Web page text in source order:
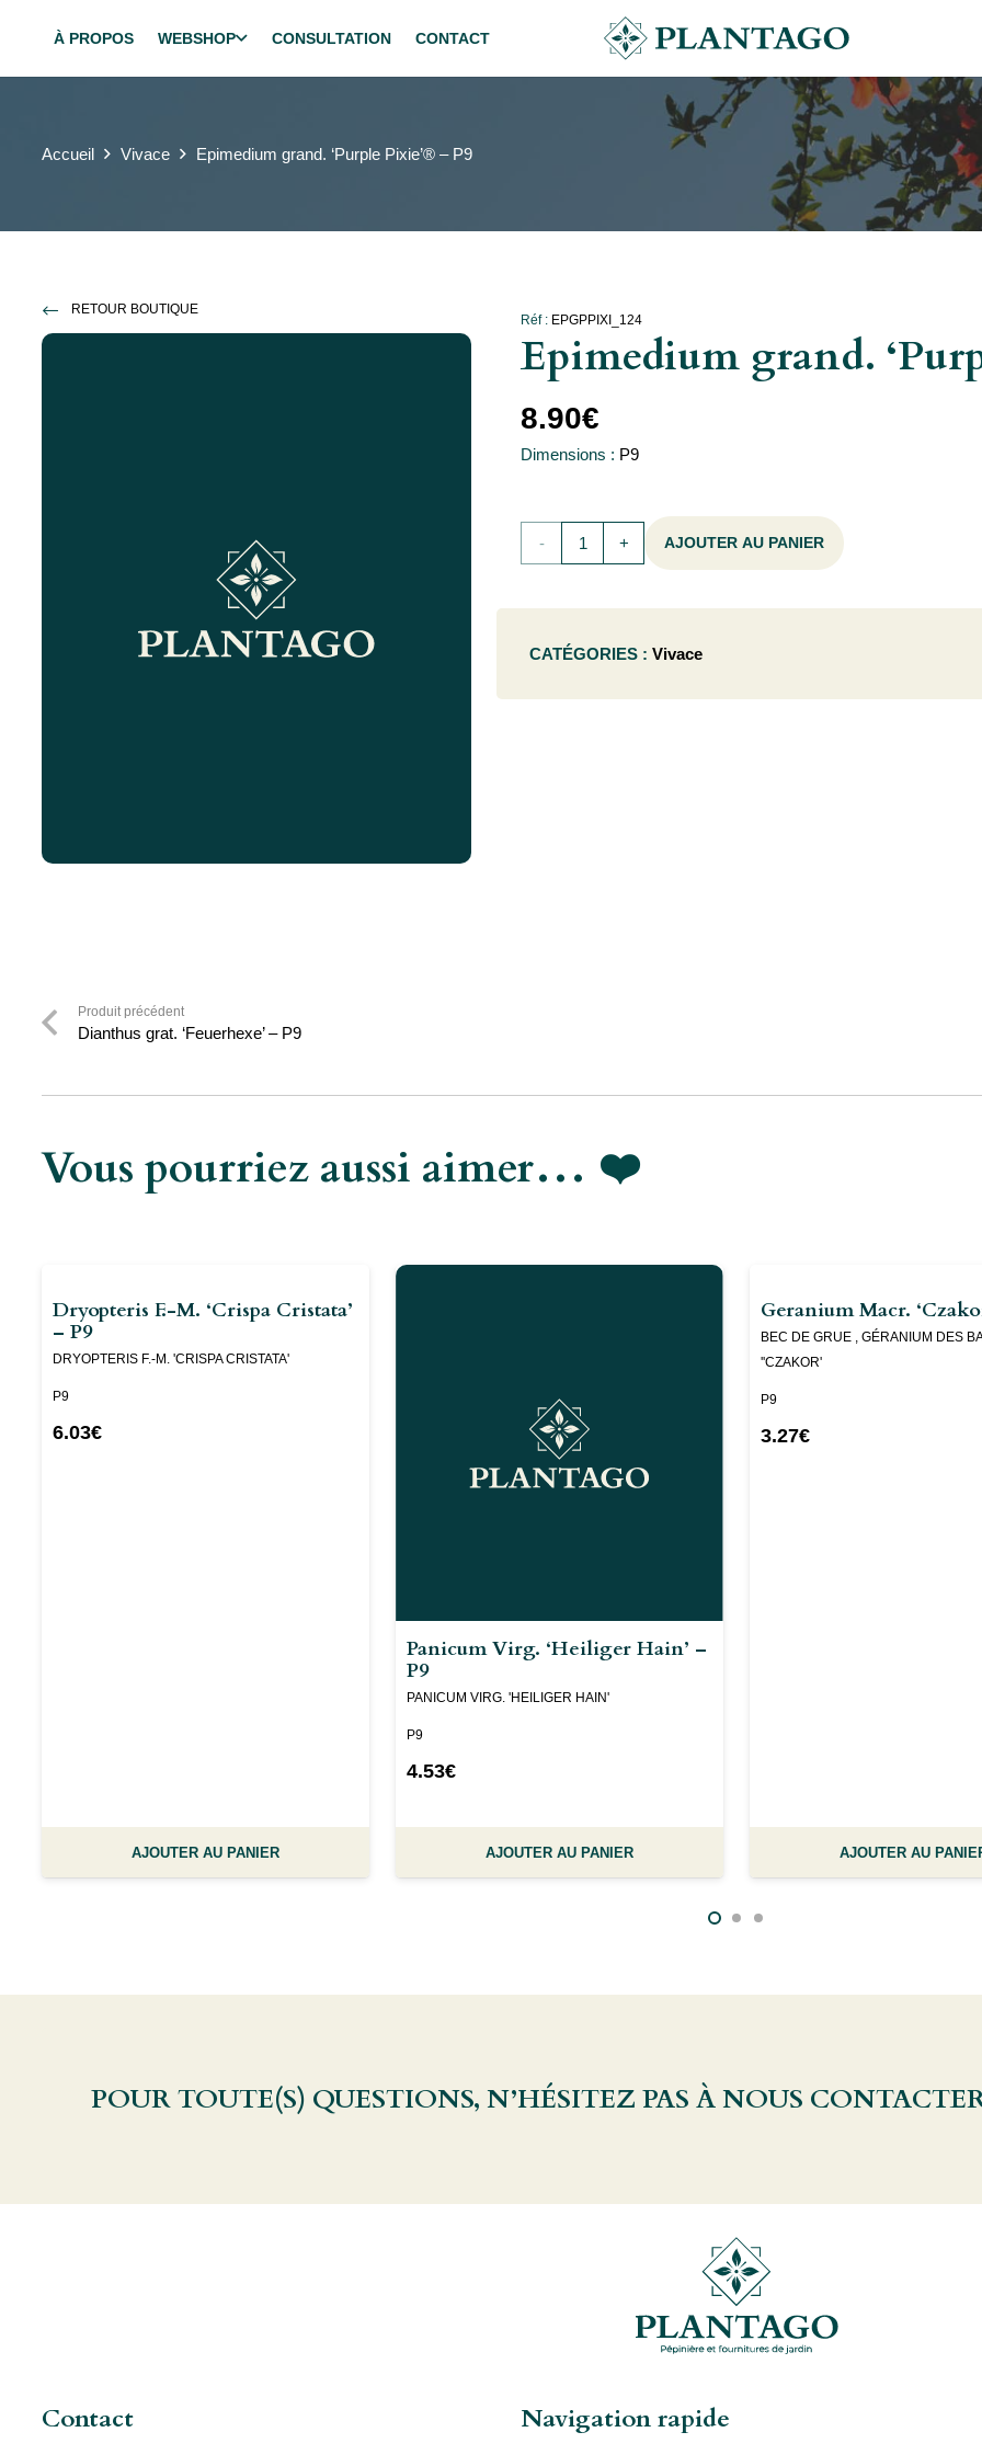
À PROPOS WEBSHOP CONSULTATION CONTACT
Accueil Vivace Epimedium grand. ‘Purple Pixie’® – P9
RETOUR BOUTIQUE
Réf : EPGPPIXI_124
Epimedium grand.
8.90€
Dimensions : P9
quantité
grand.
'Purple
AJOUTER AU PANIER
CATÉGORIES : Vivace
Produit précédent
Dianthus grat. ‘Feuerhexe’ – P9
Vous pourriez aussi aimer… ❤️
Dryopteris F.-M. ‘Crispa Cristata’
– P9
DRYOPTERIS F.-M. 'CRISPA CRISTATA'
P9
6.03€
AJOUTER AU PANIER
Panicum Virg. ‘Heiliger Hain’ –
P9
PANICUM VIRG. 'HEILIGER HAIN'
P9
4.53€
AJOUTER AU PANIER
Geranium Macr.
BEC DE GRUE , GÉRANIUM DES
''CZAKOR'
P9
3.27€
AJOUTER AU
POUR TOUTE(S) QUESTIONS, N’HÉSITEZ PAS À NOUS
Contact Navigation rapide